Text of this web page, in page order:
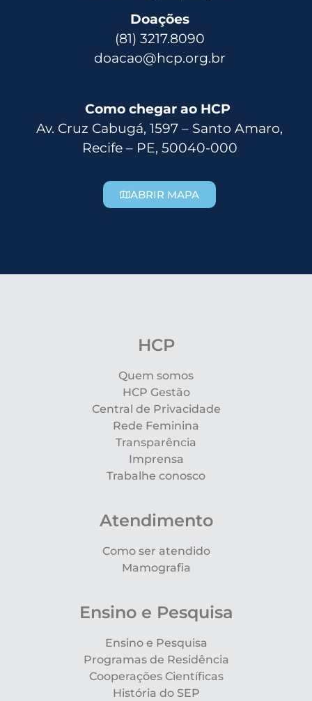
Doações
(81) 3217.8090
doacao@hcp.org.br
Como chegar ao HCP
Av. Cruz Cabugá, 1597 – Santo Amaro,
Recife – PE, 50040-000
ABRIR MAPA
HCP
Quem somos
HCP Gestão
Central de Privacidade
Rede Feminina
Transparência
Imprensa
Trabalhe conosco
Atendimento
Como ser atendido
Mamografia
Ensino e Pesquisa
Ensino e Pesquisa
Programas de Residência
Cooperações Científicas
História do SEP